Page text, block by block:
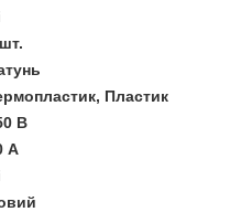
Пластик
В
А